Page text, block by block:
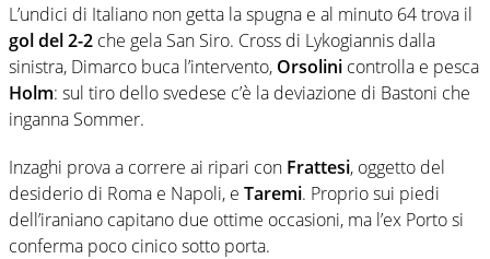
L’undici di Italiano non getta la spugna e al minuto 64 trova il
gol del 2-2 che gela San Siro. Cross di Lykogiannis dalla
sinistra, Dimarco buca l’intervento, Orsolini controlla e pesca
Holm: sul tiro dello svedese c’è la deviazione di Bastoni che
inganna Sommer.
Inzaghi prova a correre ai ripari con Frattesi, oggetto del
desiderio di Roma e Napoli, e Taremi. Proprio sui piedi
dell’iraniano capitano due ottime occasioni, ma l’ex Porto si
conferma poco cinico sotto porta.